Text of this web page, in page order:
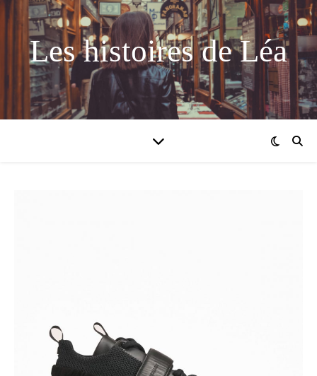
Les histoires de Léa